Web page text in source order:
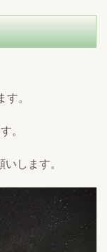
。
。
します。